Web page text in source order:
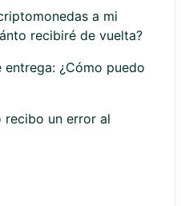
a mi
recibiré de vuelta?
¿Cómo puedo
recibo un error al